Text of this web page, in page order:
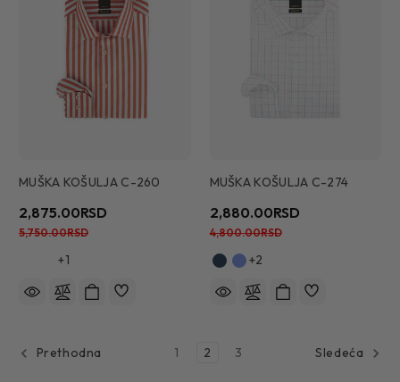
MUŠKA KOŠULJA C-260
2,875.00RSD
5,750.00RSD
+1
MUŠKA KOŠULJA C-274
2,880.00RSD
4,800.00RSD
+2
Prethodna 1 2 3 Sledeća